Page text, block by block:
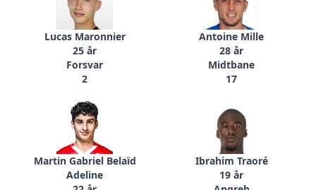
Lucas Maronnier
25 år
Forsvar
2
Antoine Mille
28 år
Midtbane
17
Martin Gabriel Belaïd
Adeline
Ibrahim Traoré
19 år